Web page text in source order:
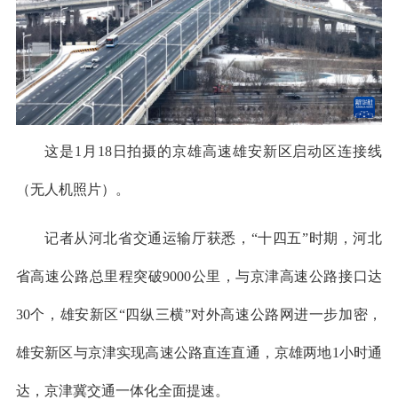
这是1月18日拍摄的京雄高速雄安新区启动区连接线
（无人机照片）。
记者从河北省交通运输厅获悉，“十四五”时期，河北
省高速公路总里程突破9000公里，与京津高速公路接口达
30个，雄安新区“四纵三横”对外高速公路网进一步加密，
雄安新区与京津实现高速公路直连直通，京雄两地1小时通
达，京津冀交通一体化全面提速。